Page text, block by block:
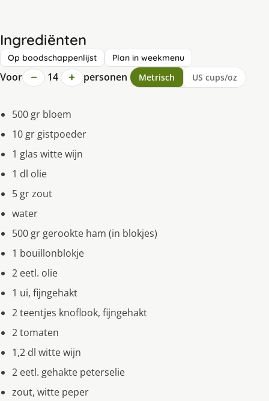
Ingrediënten
Op boodschappenlijst Plan in weekmenu
Voor − 14 + personen Metrisch US cups/oz
500 gr bloem
10 gr gistpoeder
1 glas witte wijn
1 dl olie
5 gr zout
water
500 gr gerookte ham (in blokjes)
1 bouillonblokje
2 eetl. olie
1 ui, fijngehakt
2 teentjes knoflook, fijngehakt
2 tomaten
1,2 dl witte wijn
2 eetl. gehakte peterselie
zout, witte peper